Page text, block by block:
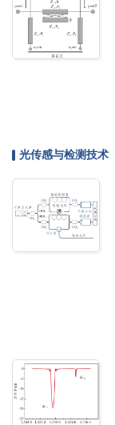
光传感与检测技术